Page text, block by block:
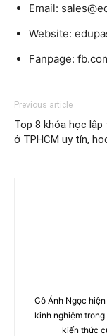
Email:
Website:
Fanpage:
Previous article
Top 8 khóa học lập
ở TPHCM uy tín,
Cô Ánh Ngọc
kinh nghiệm
kiến thức